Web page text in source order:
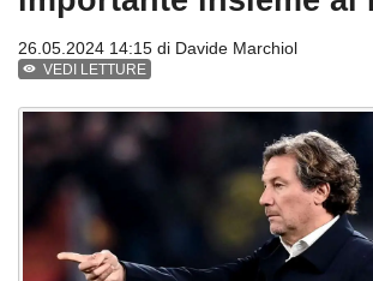
26.05.2024 14:15 di Davide Marchiol
VEDI LETTURE